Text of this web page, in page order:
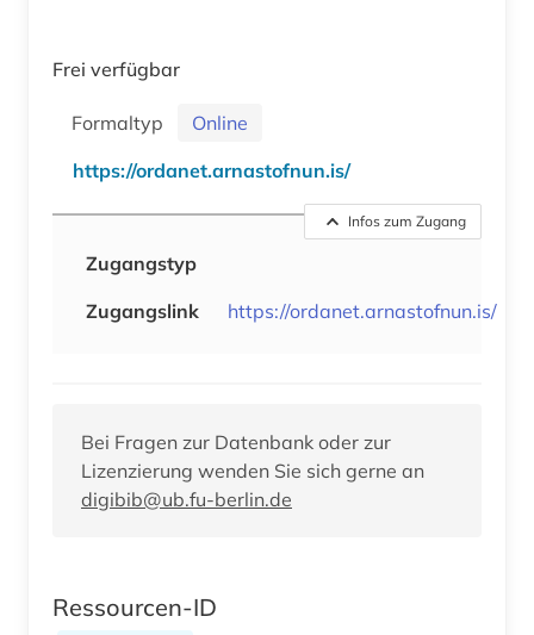
Frei verfügbar
Formaltyp
Online
https://ordanet.arnastofnun.is/
Infos zum Zugang
Zugangstyp
Zugangslink
https://ordanet.arnastofnun.is/
Bei Fragen zur Datenbank oder zur
Lizenzierung wenden Sie sich gerne an
digibib@ub.fu-berlin.de
Ressourcen-ID